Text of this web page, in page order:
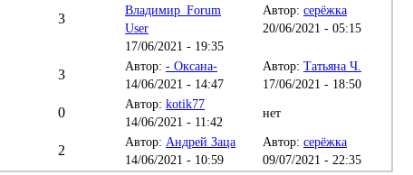
3
Владимир_Forum
User
17/06/2021 - 19:35
Автор: серёжка
20/06/2021 - 05:15
3
Автор: - Оксана-
14/06/2021 - 14:47
Автор: Татьяна Ч.
17/06/2021 - 18:50
0
Автор: kotik77
14/06/2021 - 11:42
нет
2
Автор: Андрей Заца
14/06/2021 - 10:59
Автор: серёжка
09/07/2021 - 22:35